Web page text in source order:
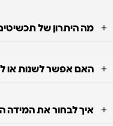
מה היתרון של
האם אפשר לשנות או
איך לבחור את המידה